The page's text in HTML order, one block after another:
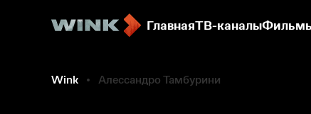
ГлавнаяТВ-каналы
Wink Алессандро Тамбурини